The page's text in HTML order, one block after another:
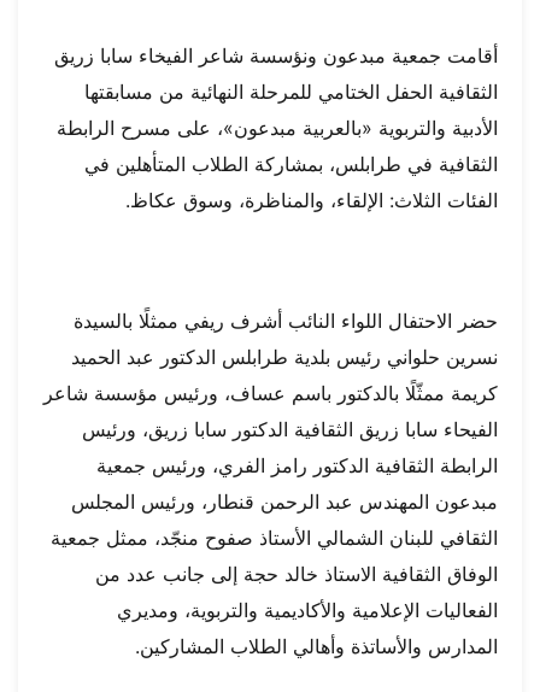
أقامت جمعية مبدعون ونؤسسة شاعر الفيخاء سابا زريق
الثقافية الحفل الختامي للمرحلة النهائية من مسابقتها
الأدبية والتربوية «بالعربية مبدعون»، على مسرح الرابطة
الثقافية في طرابلس، بمشاركة الطلاب المتأهلين في
الفئات الثلاث: الإلقاء، والمناظرة، وسوق عكاظ.
حضر الاحتفال اللواء النائب أشرف ريفي ممثلًا بالسيدة
نسرين حلواني رئيس بلدية طرابلس الدكتور عبد الحميد
كريمة ممثّلًا بالدكتور باسم عساف، ورئيس مؤسسة شاعر
الفيحاء سابا زريق الثقافية الدكتور سابا زريق، ورئيس
الرابطة الثقافية الدكتور رامز الفري، ورئيس جمعية
مبدعون المهندس عبد الرحمن قنطار، ورئيس المجلس
الثقافي للبنان الشمالي الأستاذ صفوح منجّد، ممثل جمعية
الوفاق الثقافية الاستاذ خالد حجة إلى جانب عدد من
الفعاليات الإعلامية والأكاديمية والتربوية، ومديري
المدارس والأساتذة وأهالي الطلاب المشاركين.